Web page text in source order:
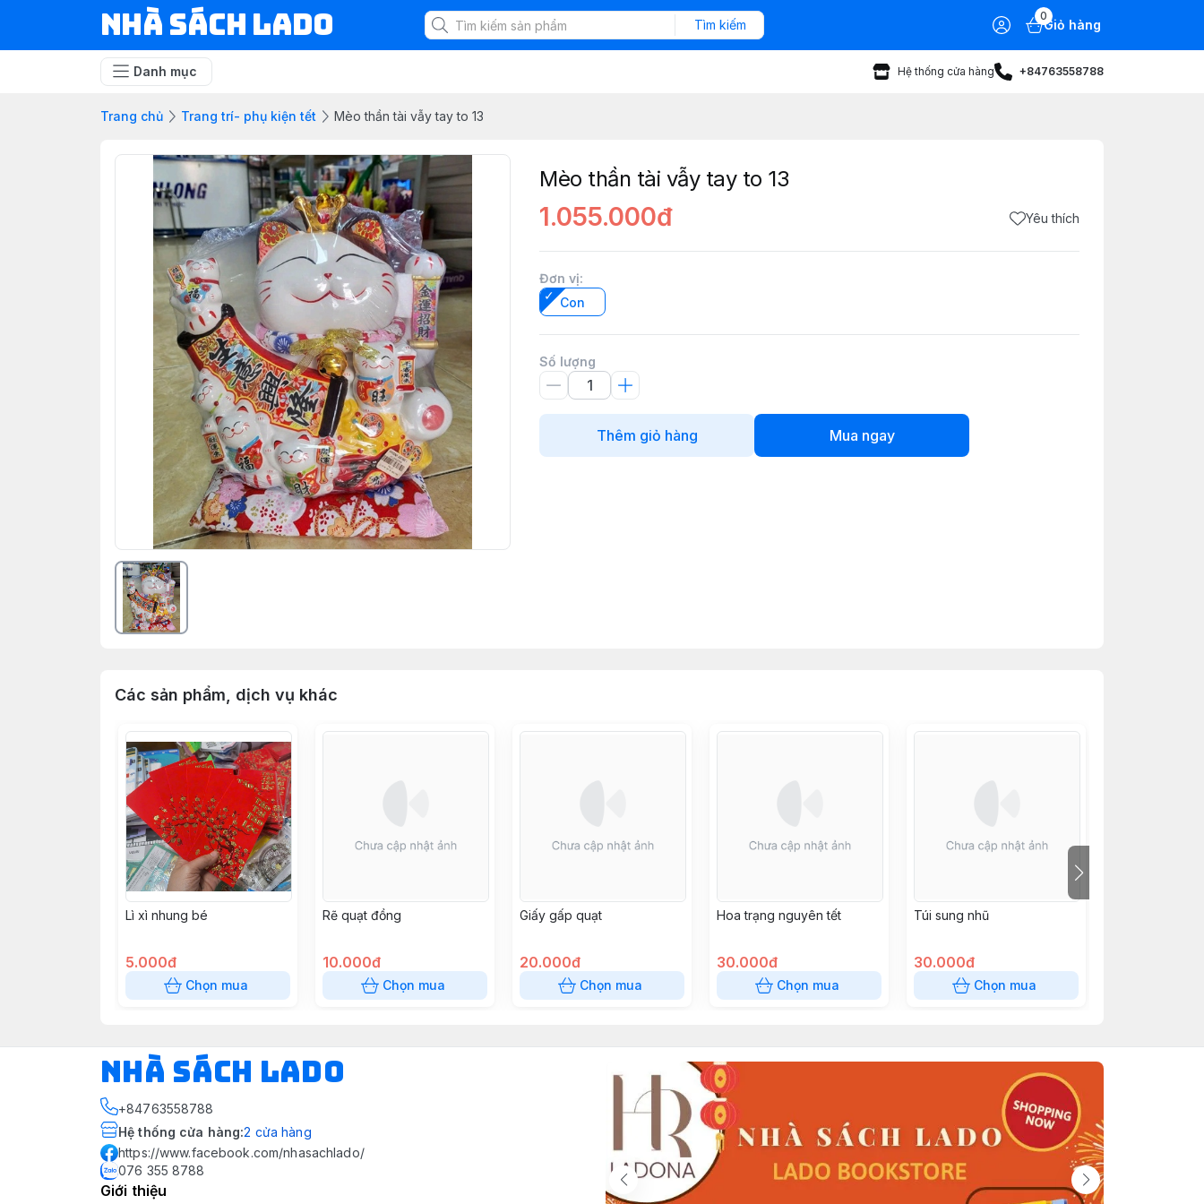
NHÀ SÁCH LADO Tìm kiếm
0
Giỏ hàng
Danh mục Hệ thống cửa hàng +84763558788
Trang chủ Trang trí- phụ kiện tết Mèo thần tài vẫy tay to 13
Mèo thần tài vẫy tay to 13
1.055.000đ Yêu thích
Đơn vị:
Con
Số lượng
Thêm giỏ hàng Mua ngay
Các sản phẩm, dịch vụ khác
Lì xì nhung bé
5.000đ
Chọn mua
Rẽ quạt đồng
10.000đ
Chọn mua
Giấy gấp quạt
20.000đ
Chọn mua
Hoa trạng nguyên tết
30.000đ
Chọn mua
Túi sung nhũ
30.000đ
Chọn mua
NHÀ SÁCH LADO
+84763558788
Hệ thống cửa hàng:2 cửa hàng
https://www.facebook.com/nhasachlado/
076 355 8788
Giới thiệu